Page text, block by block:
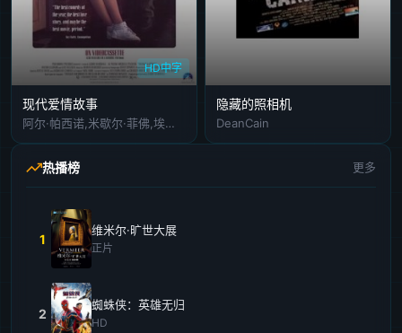
HD中字
现代爱情故事
阿尔·帕西诺,米歇尔·菲佛,埃克托尔·埃利松多,内森·连恩,凯特·尼莉甘,简·莫里斯,阿尔·法恩,艾利·凯特斯,格伦·普拉默,哈维-米勒,肖恩·奥布赖恩,菲尔·利兹,卡尔文·阮,Frank,Campanella,朱莉·帕丽斯,Bud,Markowitz,Elizabeth,Kerr,阿尔·萨皮恩扎,特雷西赖纳,戴·扬,芭芭拉·马歇尔,斯科特·马歇尔,洛娜·塞耶,Terri,Sigrist,Lori,扎卡里·温特劳布,Gordon,Belson,Lucinda,Crosby,K·卡兰,Fra
隐藏的照相机
DeanCain
热播榜 更多
1
维米尔·旷世大展
正片
2
蜘蛛侠：英雄无归
HD